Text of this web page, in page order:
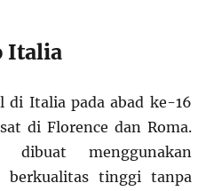
Italia
di Italia pada abad ke-16
di Florence dan Roma.
dibuat menggunakan
berkualitas tinggi tanpa